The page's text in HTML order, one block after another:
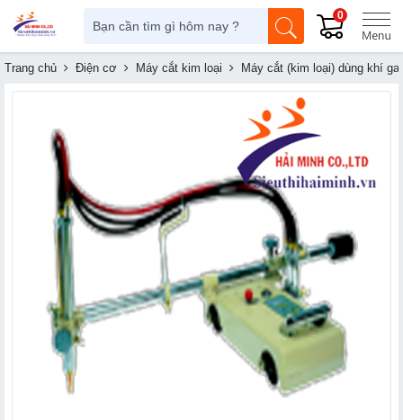
0
Trang chủ Điện cơ Máy cắt kim loại Máy cắt (kim loại) dùng khí